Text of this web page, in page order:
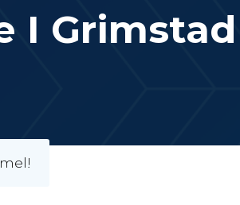
I Grimstad